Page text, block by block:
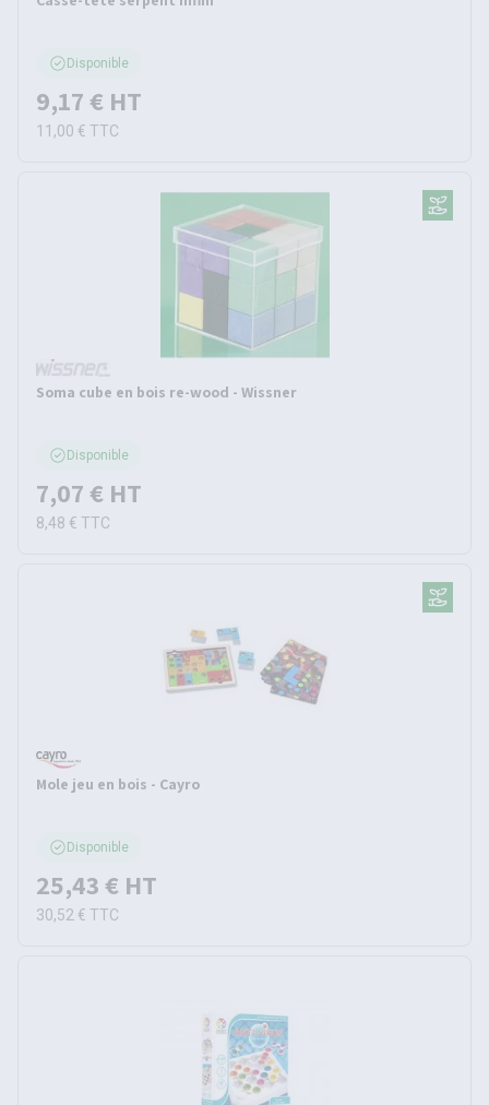
Disponible
9,17 € HT
11,00 € TTC
Soma cube en bois re-wood - Wissner
Disponible
7,07 € HT
8,48 € TTC
Mole jeu en bois - Cayro
Disponible
25,43 € HT
30,52 € TTC